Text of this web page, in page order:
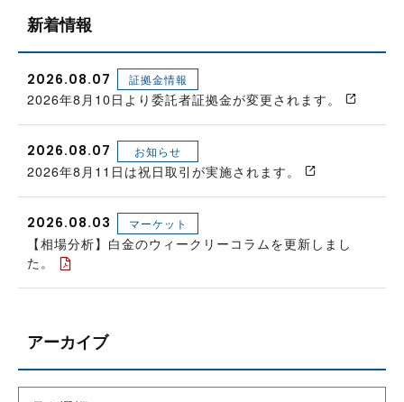
新着情報
2026.08.07 証拠金情報
2026年8月10日より委託者証拠金が変更されます。
2026.08.07 お知らせ
2026年8月11日は祝日取引が実施されます。
2026.08.03 マーケット
【相場分析】白金のウィークリーコラムを更新しまし
た。
アーカイブ